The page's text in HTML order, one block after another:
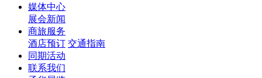
媒体中心
展会新闻
商旅服务
酒店预订 交通指南
同期活动
联系我们